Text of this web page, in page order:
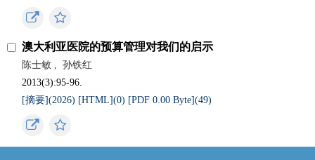
澳大利亚医院的预算管理对我们的启示
陈士敏 ,
孙铁红
2013(3):95-96.
[摘要](2026) [HTML](0) [PDF 0.00 Byte](49)